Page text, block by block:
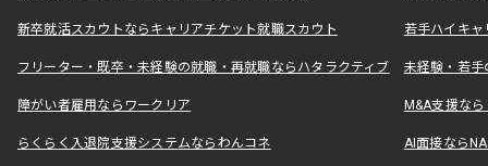
新卒就活スカウトならキャリアチケット就職スカウト 若手ハイキ
フリーター・既卒・未経験の就職・再就職ならハタラクティブ 未経験・若手
障がい者雇用ならワークリア M&A支援な
らくらく入退院支援システムならわんコネ AI面接なら